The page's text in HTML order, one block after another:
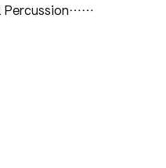
Percussion……